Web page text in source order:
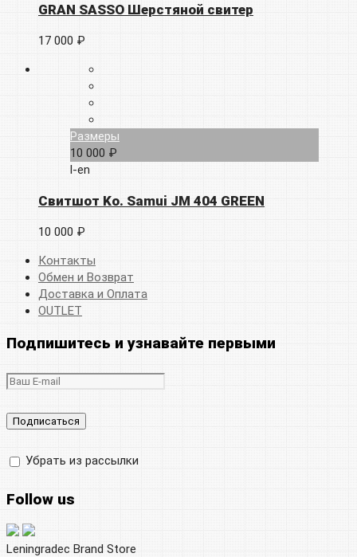
GRAN SASSO Шерстяной свитер
17 000 ₽
Размеры
10 000 ₽
l-en
Свитшот Ko. Samui JM 404 GREEN
10 000 ₽
Контакты
Обмен и Возврат
Доставка и Оплата
OUTLET
Подпишитесь и узнавайте первыми
Убрать из рассылки
Follow us
Leningradec Brand Store